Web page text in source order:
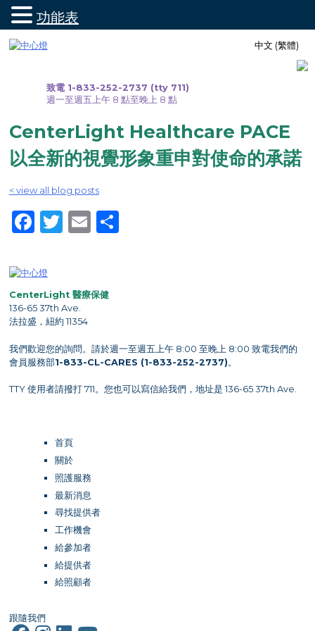
致電 1-833-252-2737 (tty 711)
週一至週五上午 8 點至晚上 8 點
中文 (繁體)
CenterLight Healthcare PACE
以全新的視覺形象重申對使命的承諾
< view all blog posts
Facebook
Twitter
EmailShare
CenterLight 醫療保健
136-65 37th Ave.
法拉盛，紐約 11354
我們歡迎您的詢問。請於週一至週五上午 8:00 至晚上 8:00 致電我們的
會員服務部1-833-CL-CARES (1-833-252-2737) 。
TTY 使用者請撥打 711。您也可以寫信給我們，地址是 136-65 37th Ave.
首頁
關於
照護服務
最新消息
尋找提供者
工作機會
給參加者
給提供者
給照顧者
跟隨我們
功能表